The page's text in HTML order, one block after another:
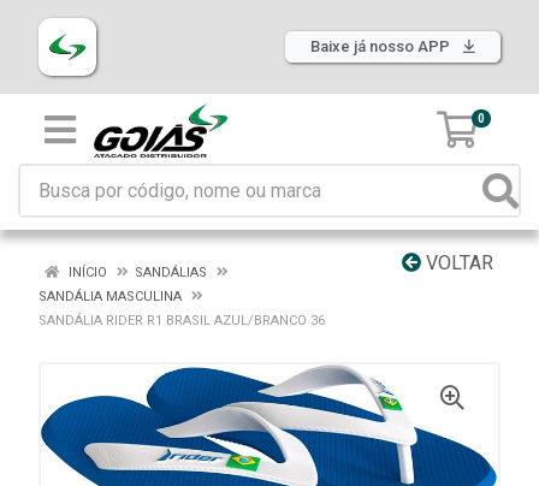
Baixe já nosso APP
0
VOLTAR
INÍCIO
SANDÁLIAS
SANDÁLIA MASCULINA
SANDÁLIA RIDER R1 BRASIL AZUL/BRANCO 36